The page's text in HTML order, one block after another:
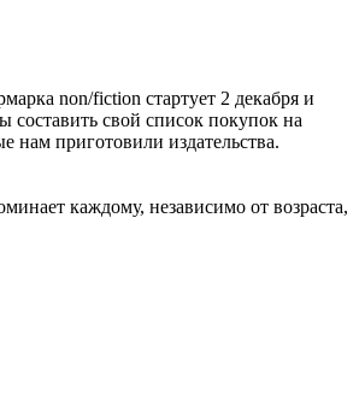
non/fiction стартует 2 декабря и
составить свой список покупок на
нам приготовили издательства.
каждому, независимо от возраста,